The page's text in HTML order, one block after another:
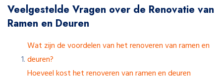
Veelgestelde Vragen over de Renovatie van
Ramen en Deuren
Wat zijn de voordelen van het renoveren van ramen en
deuren?
Hoeveel kost het renoveren van ramen en deuren